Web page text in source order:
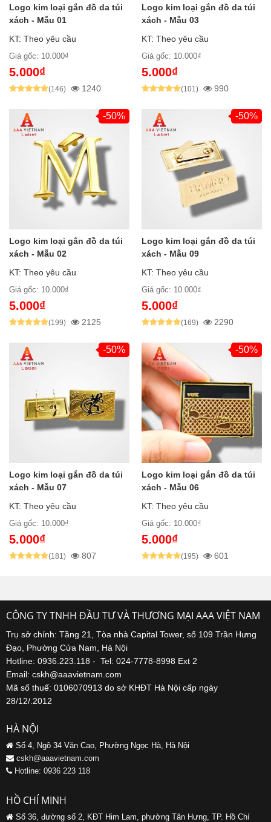
Logo kim loại gắn đồ da túi
xách - Mẫu 01
KT: Theo yêu cầu
Giá gốc: 10.000₫
5.000₫
(146) 1240
Logo kim loại gắn đồ da túi
xách - Mẫu 03
KT: Theo yêu cầu
Giá gốc: 10.000₫
5.000₫
(101) 990
-50%
Logo kim loại gắn đồ da túi
xách - Mẫu 02
KT: Theo yêu cầu
Giá gốc: 10.000₫
5.000₫
(199) 2125
-50%
Logo kim loại gắn đồ da túi
xách - Mẫu 09
KT: Theo yêu cầu
Giá gốc: 10.000₫
5.000₫
(169) 2290
-50%
Logo kim loại gắn đồ da túi
xách - Mẫu 07
KT: Theo yêu cầu
Giá gốc: 10.000₫
5.000₫
(181) 807
-50%
Logo kim loại gắn đồ da túi
xách - Mẫu 06
KT: Theo yêu cầu
Giá gốc: 10.000₫
5.000₫
(195) 601
CÔNG TY TNHH ĐẦU TƯ VÀ THƯƠNG MẠI AAA VIỆT NAM
Trụ sở chính: Tầng 21, Tòa nhà Capital Tower, số 109 Trần Hưng
Đạo, Phường Cửa Nam, Hà Nội
Hotline: 0936.223.118 - Tel: 024-7778-8998 Ext 2
Email: cskh@aaavietnam.com
Mã số thuế: 0106070913 do sở KHĐT Hà Nội cấp ngày
28/12/.2012
HÀ NỘI
Số 4, Ngõ 34 Văn Cao, Phường Ngọc Hà, Hà Nội
cskh@aaavietnam.com
Hotline: 0936 223 118
HỒ CHÍ MINH
Số 36, đường số 2, KĐT Him Lam, phường Tân Hưng, TP. Hồ Chí